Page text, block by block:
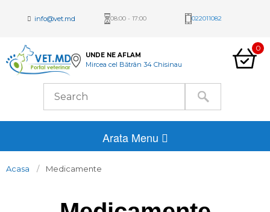
info@vet.md 08:00 - 17:00 022011082
UNDE NE AFLAM
Mircea cel Bătrân 34 Chisinau
0
Arata Menu
Acasa Medicamente